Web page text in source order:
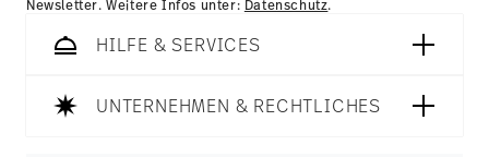
Newsletter. Weitere Infos unter: Datenschutz.
HILFE & SERVICES
UNTERNEHMEN & RECHTLICHES